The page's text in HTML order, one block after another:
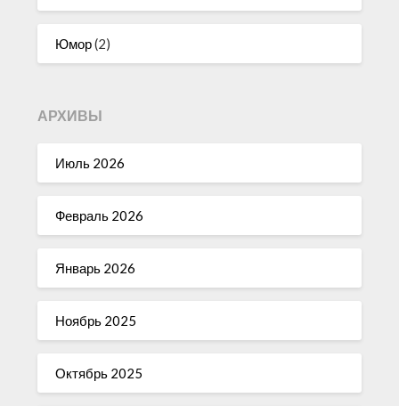
Юмор(2)
АРХИВЫ
Июль 2026
Февраль 2026
Январь 2026
Ноябрь 2025
Октябрь 2025